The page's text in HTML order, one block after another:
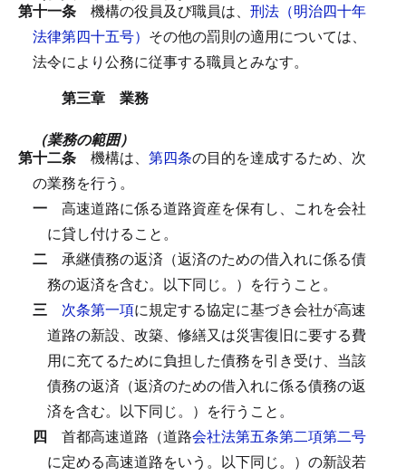
第十一条 機構の役員及び職員は、 刑法（明治四十年
法律第四十五号） その他の罰則の適用については、
法令により公務に従事する職員とみなす。
第三章 業務
（業務の範囲）
第十二条 機構は、 第四条の目的を達成するため、次
の業務を行う。
一 高速道路に係る道路資産を保有し、これを会社
に貸し付けること。
二 承継債務の返済（返済のための借入れに係る債
務の返済を含む。以下同じ。）を行うこと。
三 次条第一項に規定する協定に基づき会社が高速
道路の新設、改築、修繕又は災害復旧に要する費
用に充てるために負担した債務を引き受け、当該
債務の返済（返済のための借入れに係る債務の返
済を含む。以下同じ。）を行うこと。
四 首都高速道路（道路会社法第五条第二項第二号
に定める高速道路をいう。以下同じ。）の新設若